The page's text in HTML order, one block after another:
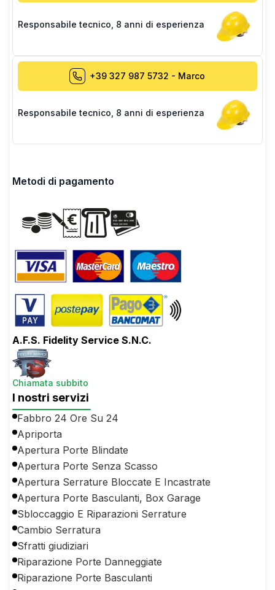
Responsabile tecnico 8 anni di esperienza
+39 327 987 5732 - Marco
Responsabile tecnico 8 anni di esperienza
Metodi di pagamento
A.F.S. Fidelity Service S.N.C.
Chiamata subbito
I nostri servizi
Fabbro 24 Ore Su 24
Apriporta
Apertura Porte Blindate
Apertura Porte Senza Scasso
Apertura Serrature Bloccate E Incastrate
Apertura Porte Basculanti, Box Garage
Sbloccaggio E Riparazioni Serrature
Cambio Serratura
Sfratti giudiziari
Riparazione Porte Danneggiate
Riparazione Porte Basculanti